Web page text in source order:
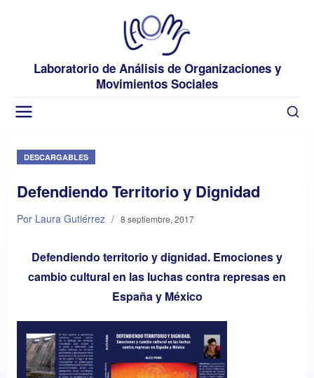
Laboratorio de Análisis de Organizaciones y
Movimientos Sociales
DESCARGABLES
Defendiendo Territorio y Dignidad
Por Laura Gutiérrez / 8 septiembre, 2017
Defendiendo territorio y dignidad. Emociones y
cambio cultural en las luchas contra represas en
España y México